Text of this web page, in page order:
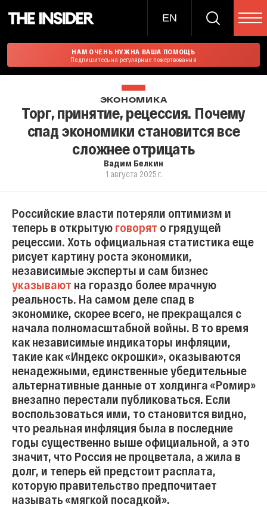
EN
НАМ ОЧЕНЬ НУЖНА ВАША ПОМОЩЬ
Подпишитесь на регулярные пожертвования
ЭКОНОМИКА
Торг, принятие, рецессия. Почему
спад экономики становится все
сложнее отрицать
Вадим Белкин
1 августа 2025 г.
Российские власти потеряли оптимизм и
теперь в открытую говорят о грядущей
рецессии. Хоть официальная статистика еще
рисует картину роста экономики,
независимые эксперты и сам бизнес
указывают на гораздо более мрачную
реальность. На самом деле спад в
экономике, скорее всего, не прекращался с
начала полномасштабной войны. В то время
как независимые индикаторы инфляции,
такие как «Индекс окрошки», оказываются
ненадежными, единственные убедительные
альтернативные данные от холдинга «Ромир»
внезапно перестали публиковаться. Если
воспользоваться ими, то становится видно,
что реальная инфляция была в последние
годы существенно выше официальной, а это
значит, что Россия не процветала, а жила в
долг, и теперь ей предстоит расплата,
которую правительство предпочитает
называть «мягкой посадкой».